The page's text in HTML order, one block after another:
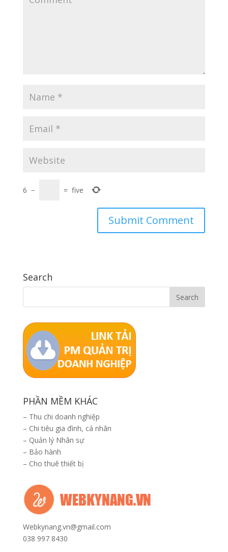
6 − = five
Search
PHẦN MỀM KHÁC
– Thu chi doanh nghiệp
– Chi tiêu gia đình, cá nhân
– Quản lý Nhân sự
– Bảo hành
– Cho thuê thiết bị
Webkynang.vn@gmail.com
038 997 8430